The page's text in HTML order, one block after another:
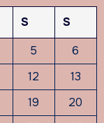
S
S
5
6
12
13
19
20